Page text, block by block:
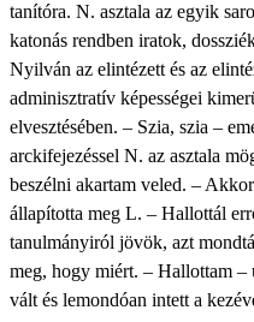
tanítóra. N. asztala az egyik
katonás rendben iratok,
Nyilván az elintézett és az
adminisztratív képességei
elvesztésében. – Szia, szia –
arckifejezéssel N. az asztala
beszélni akartam veled. –
állapította meg L. – Hallottál
tanulmányiról jövök, azt
meg, hogy miért. – Hallottam –
vált és lemondóan intett a